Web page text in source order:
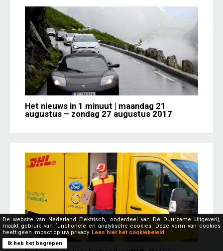
Het nieuws in 1 minuut | maandag 21
augustus – zondag 27 augustus 2017
De website van Nederland Elektrisch, onderdeel van Dé Duurzame Uitgeverij,
maakt gebruik van functionele en analytische cookies. Deze vorm van cookies
heeft geen impact op uw privacy. Lees hier het cookiebeleid.
Ik heb het begrepen